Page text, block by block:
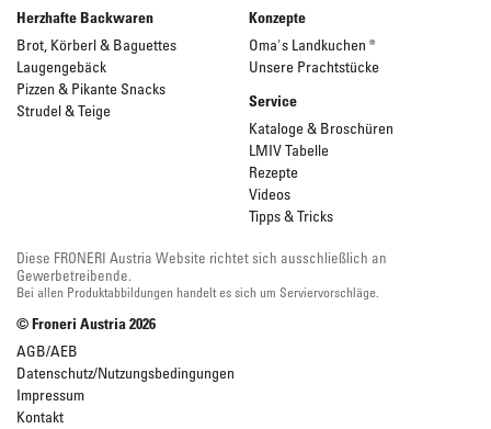
Herzhafte Backwaren
Brot, Körberl & Baguettes
Laugengebäck
Pizzen & Pikante Snacks
Strudel & Teige
Konzepte
Oma's Landkuchen ®
Unsere Prachtstücke
Service
Kataloge & Broschüren
LMIV Tabelle
Rezepte
Videos
Tipps & Tricks
Diese FRONERI Austria Website richtet sich ausschließlich an
Gewerbetreibende.
Bei allen Produktabbildungen handelt es sich um Serviervorschläge.
© Froneri Austria2026
AGB/AEB
Datenschutz/Nutzungsbedingungen
Impressum
Kontakt